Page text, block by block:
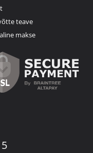
teave
makse